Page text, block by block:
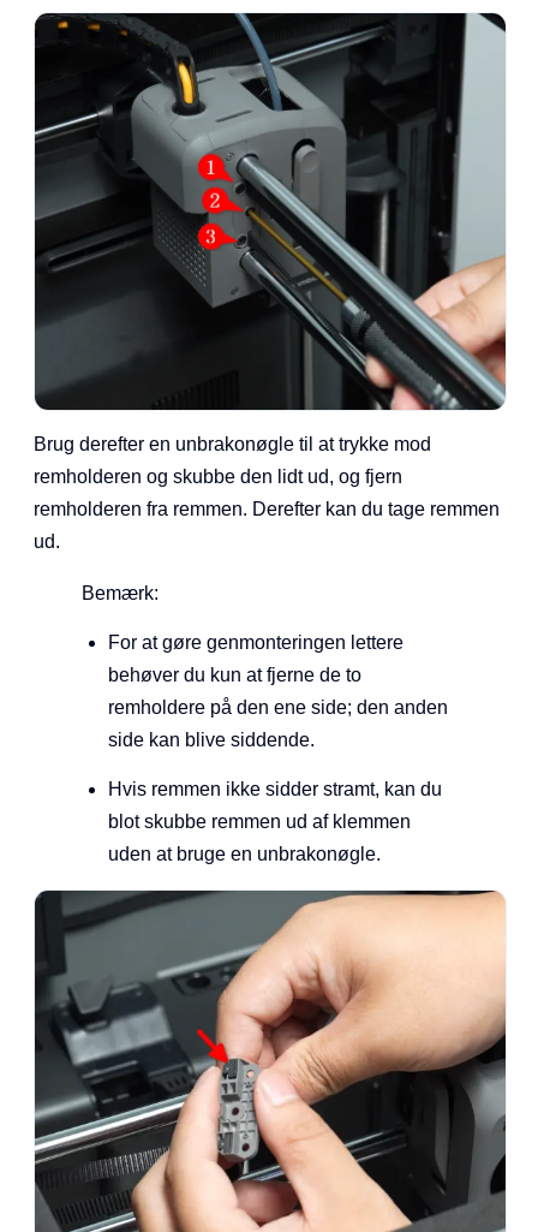
Brug derefter en unbrakonøgle til at trykke mod
remholderen og skubbe den lidt ud, og fjern
remholderen fra remmen. Derefter kan du tage remmen
ud.
Bemærk:
For at gøre genmonteringen lettere
behøver du kun at fjerne de to
remholdere på den ene side; den anden
side kan blive siddende.
Hvis remmen ikke sidder stramt, kan du
blot skubbe remmen ud af klemmen
uden at bruge en unbrakonøgle.